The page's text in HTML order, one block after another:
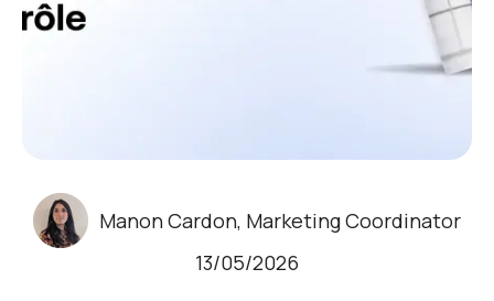
Manon Cardon, Marketing Coordinator
13/05/2026